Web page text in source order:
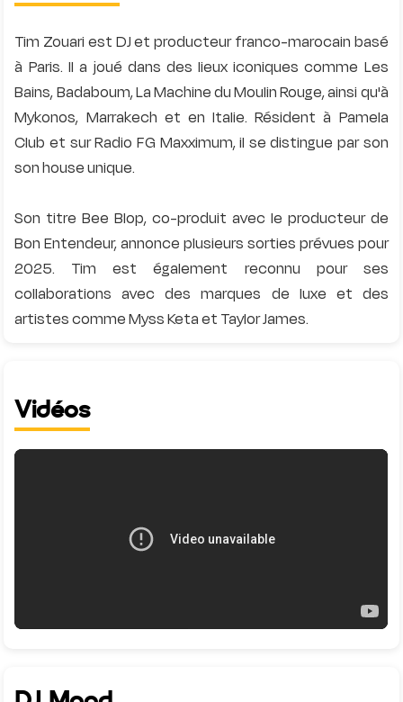
Tim Zouari est DJ et producteur franco-marocain basé
à Paris. Il a joué dans des lieux iconiques comme Les
Bains, Badaboum, La Machine du Moulin Rouge, ainsi qu'à
Mykonos, Marrakech et en Italie. Résident à Pamela
Club et sur Radio FG Maxximum, il se distingue par son
son house unique.
Son titre Bee Blop, co-produit avec le producteur de
Bon Entendeur, annonce plusieurs sorties prévues pour
2025. Tim est également reconnu pour ses
collaborations avec des marques de luxe et des
Vidéos